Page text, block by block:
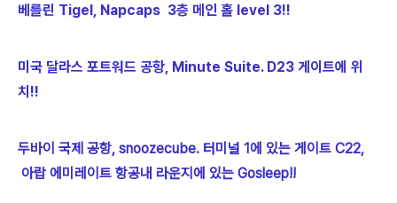
베를린 Tigel, Napcaps 3층 메인 홀 level 3!!
미국 달라스 포트워드 공항, Minute Suite. D23 게이트에 위
치!!
두바이 국제 공항, snoozecube. 터미널 1에 있는 게이트 C22,
아랍 에미레이트 항공내 라운지에 있는 Gosleep!!